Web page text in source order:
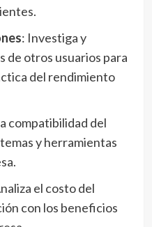
: Investiga y
de otros usuarios para
del rendimiento
compatibilidad del
y herramientas
el costo del
con los beneficios